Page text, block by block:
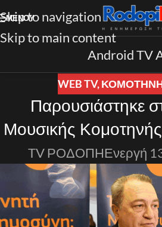
Skip to navigation
Skip to main content
ΜΕΝΟΎ
Android TV
WEB TV,
Παρουσιάστηκε
Μουσικής
επιστημονικός
“Τεχνητή
TV ΡΟΔΟΠΗΕνεργή